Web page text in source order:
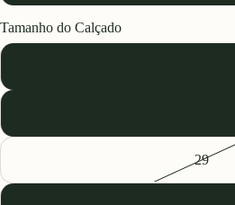
Tamanho do Calçado
29